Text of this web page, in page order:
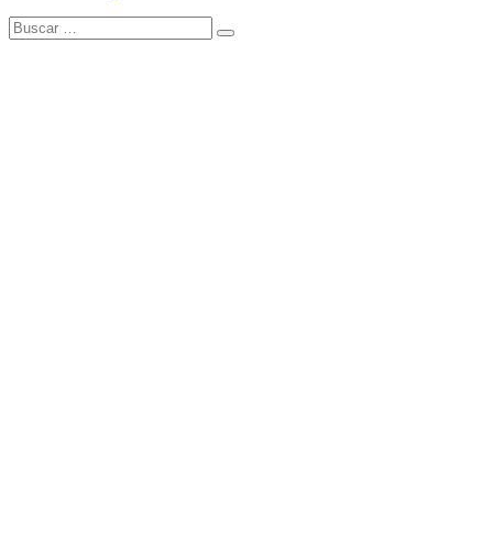
Buscar:
Buscar